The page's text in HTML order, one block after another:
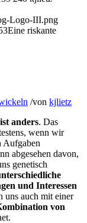
Logo-III.png
Eine riskante
/von kjlietz
anders. Das
wenn wir
Aufgaben
abgesehen davon,
genetisch
und Interes­sen
uns auch mit einer
von